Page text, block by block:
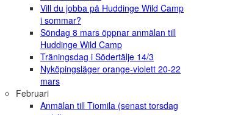
Vill du jobba på Huddinge Wild Camp
i sommar?
Söndag 8 mars öppnar anmälan till
Huddinge Wild Camp
Träningsdag i Södertälje 14/3
Nyköpingsläger orange-violett 20-22
mars
Februari
Anmälan till Tiomila (senast torsdag